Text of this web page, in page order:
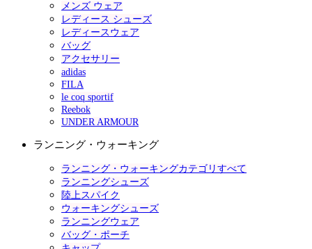
メンズ ウェア
レディース シューズ
レディースウェア
バッグ
アクセサリー
adidas
FILA
le coq sportif
Reebok
UNDER ARMOUR
ランニング・ウォーキング
ランニング・ウォーキングカテゴリすべて
ランニングシューズ
陸上スパイク
ウォーキングシューズ
ランニングウェア
バッグ・ポーチ